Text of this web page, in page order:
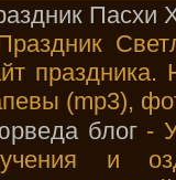
Пасхи
(mp3),
блог-
и